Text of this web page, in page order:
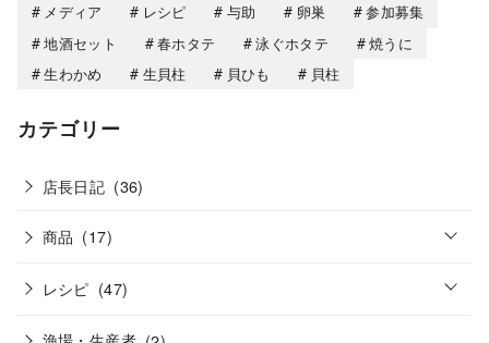
メディア
レシピ 与助 卵巣
参加募集
地酒セット
春ホタテ 泳ぐホタテ
焼うに
生わかめ
生貝柱 貝ひも 貝柱
カテゴリー
店長日記 (36)
商品 (17) o
n
レシピ (47) o